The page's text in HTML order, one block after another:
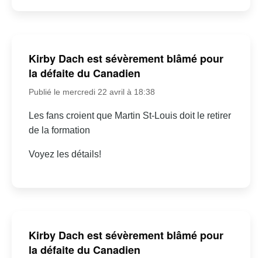
Kirby Dach est sévèrement blâmé pour
la défaite du Canadien
Publié le mercredi 22 avril à 18:38
Les fans croient que Martin St-Louis doit le retirer
de la formation
Voyez les détails!
Kirby Dach est sévèrement blâmé pour
la défaite du Canadien